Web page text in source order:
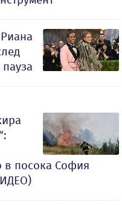
в посока София